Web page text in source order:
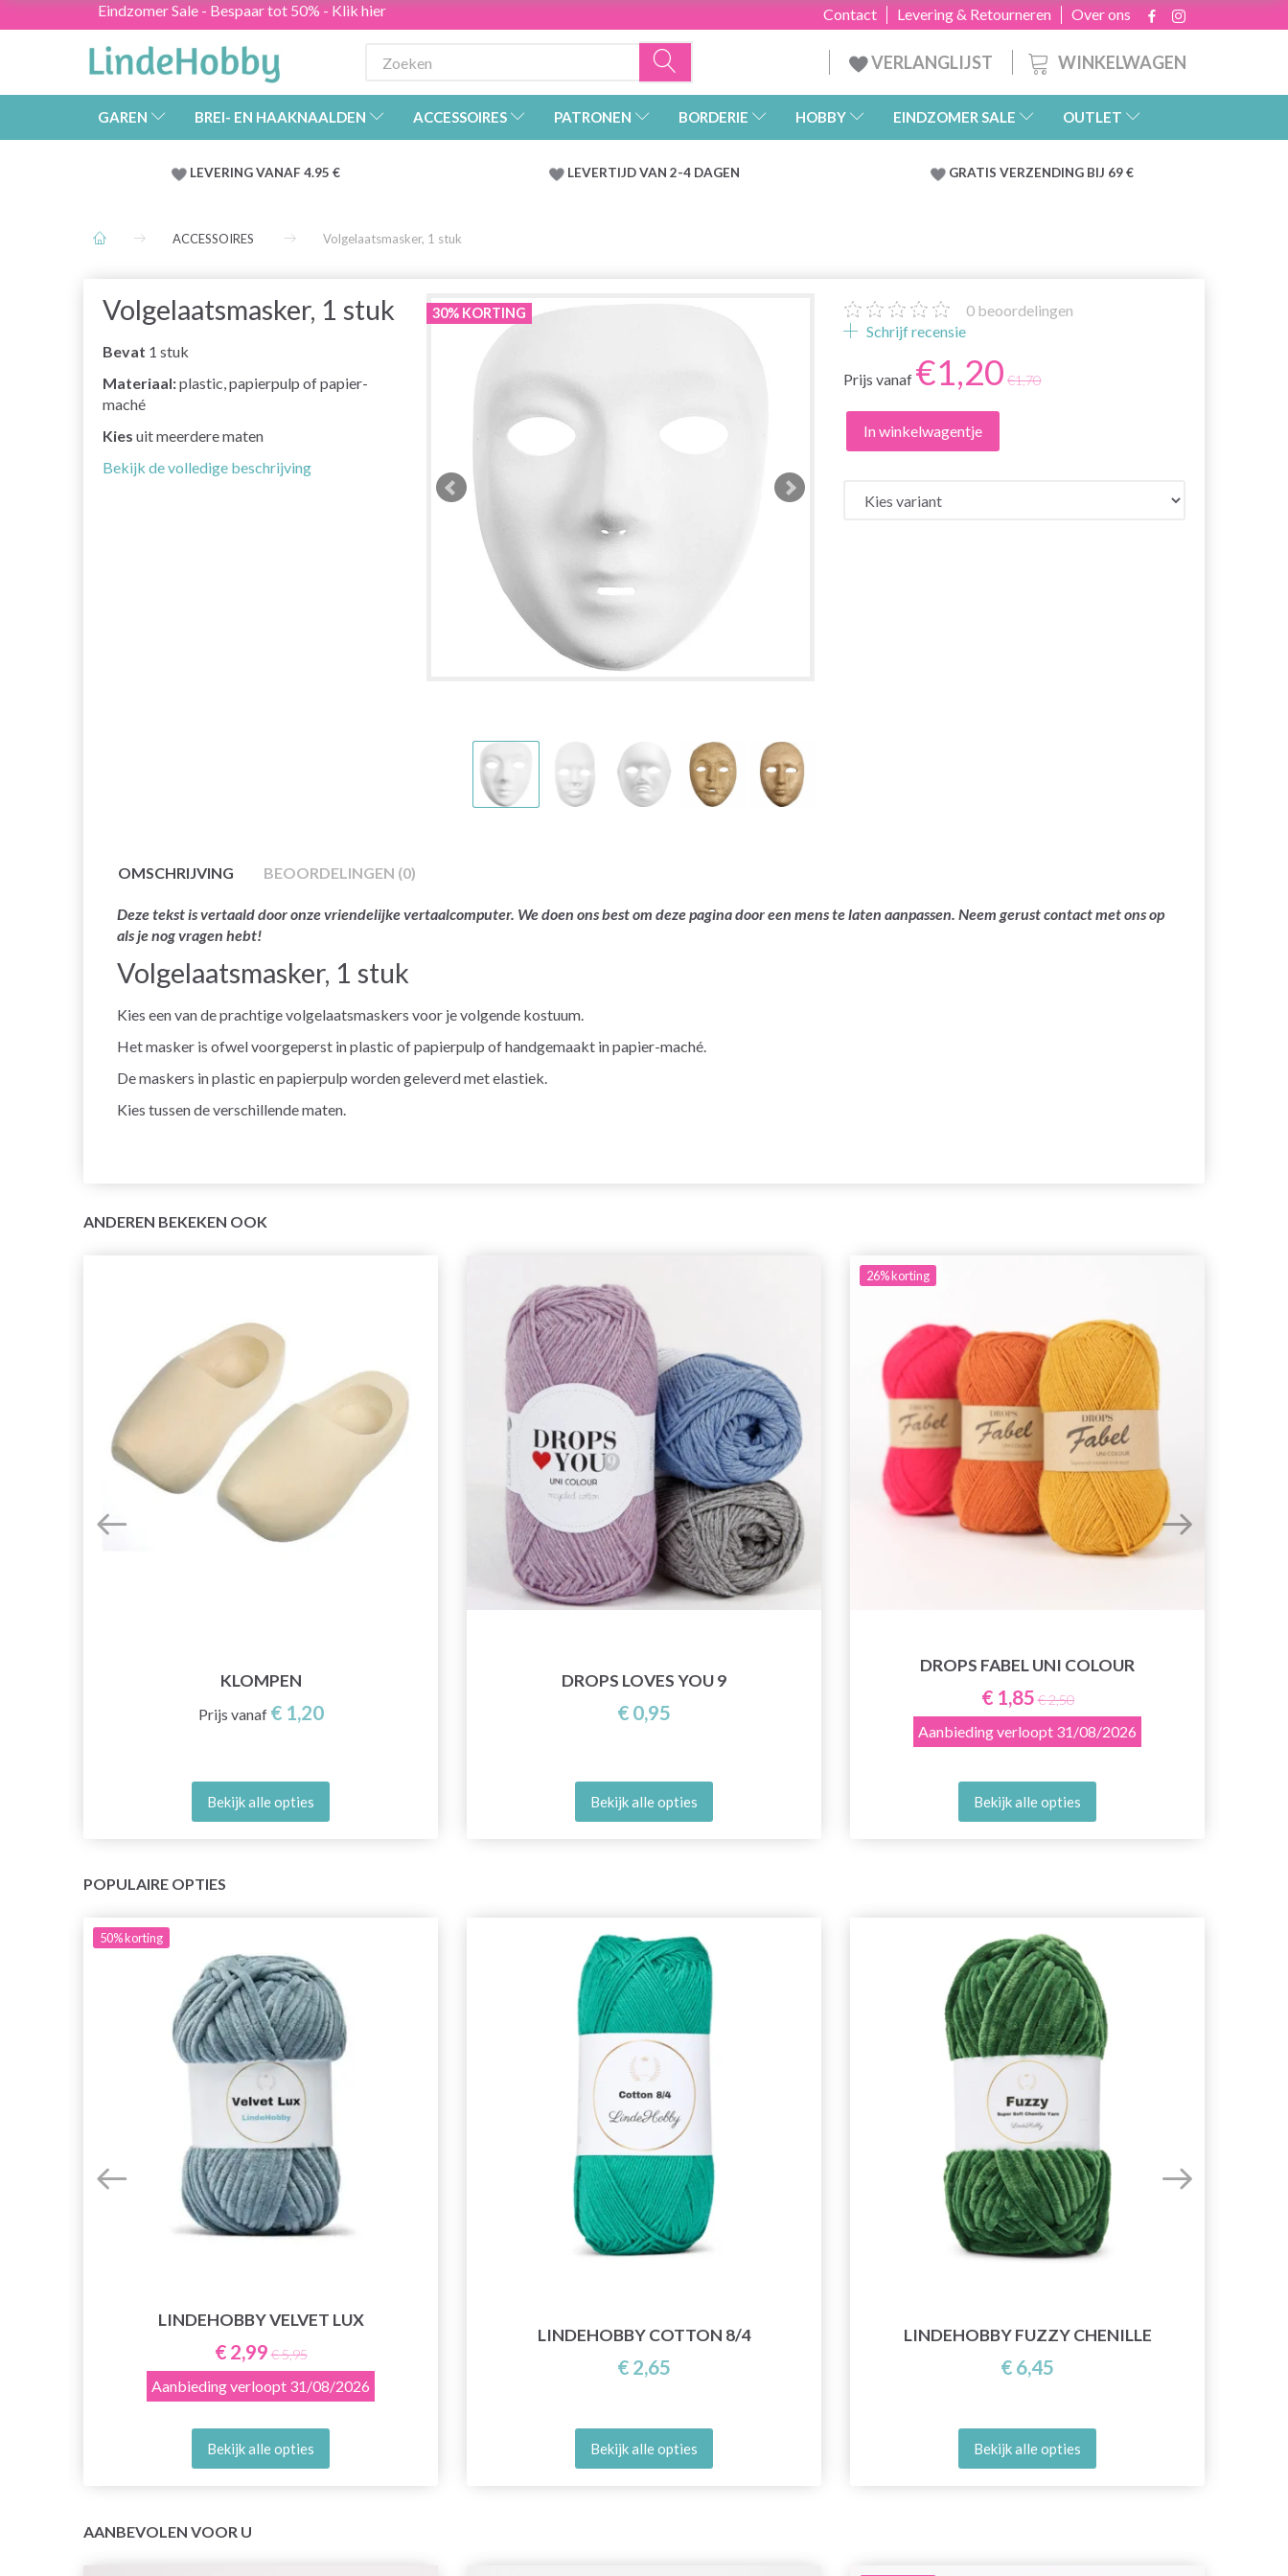
Eindzomer Sale - Bespaar tot 50% - Klik hier Over ons
Levering & Retourneren
Contact
WINKELWAGEN
VERLANGLIJST
GAREN BREI- EN HAAKNAALDEN ACCESSOIRES PATRONEN BORDERIE HOBBY EINDZOMER SALE OUTLET
LEVERING VANAF 4.95 € LEVERTIJD VAN 2-4 DAGEN GRATIS VERZENDING BIJ 69 €
ACCESSOIRES Volgelaatsmasker, 1 stuk
Volgelaatsmasker, 1 stuk
Bevat 1 stuk
Materiaal:plastic, papierpulp of papier-
maché
Kies uit meerdere maten
Bekijk de volledige beschrijving
30% KORTING 0 beoordelingen
Schrijf recensie
Prijs vanaf €1,20 €1,70
In winkelwagentje
OMSCHRIJVING BEOORDELINGEN (0)
Deze tekst is vertaald door onze vriendelijke vertaalcomputer. We doen ons best om deze pagina door een mens te laten aanpassen. Neem gerust contact met ons op
als je nog vragen hebt!
Volgelaatsmasker, 1 stuk
Kies een van de prachtige volgelaatsmaskers voor je volgende kostuum.
Het masker is ofwel voorgeperst in plastic of papierpulp of handgemaakt in papier-maché.
De maskers in plastic en papierpulp worden geleverd met elastiek.
Kies tussen de verschillende maten.
ANDEREN BEKEKEN OOK
KLOMPEN
Prijs vanaf € 1,20
Bekijk alle opties
DROPS LOVES YOU 9
€ 0,95
Bekijk alle opties
26%korting
DROPS FABEL UNI COLOUR
€ 1,85 € 2,50
Aanbieding verloopt 31/08/2026
Bekijk alle opties
POPULAIRE OPTIES
50%korting
LINDEHOBBY VELVET LUX
€ 2,99 € 5,95
Aanbieding verloopt 31/08/2026
Bekijk alle opties
LINDEHOBBY COTTON 8/4
€ 2,65
Bekijk alle opties
LINDEHOBBY FUZZY CHENILLE
€ 6,45
Bekijk alle opties
AANBEVOLEN VOOR U